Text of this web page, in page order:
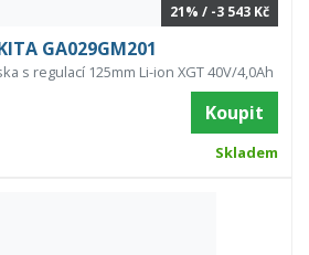
21% / -3 543 Kč
GA029GM201
s regulací 125mm Li-ion XGT 40V/4,0Ah
Koupit
Skladem